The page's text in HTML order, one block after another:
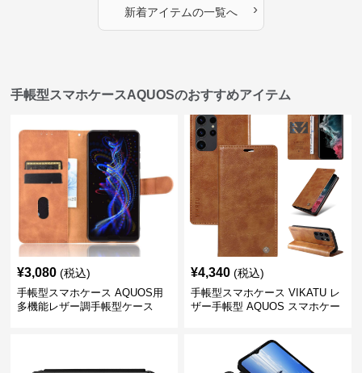
新着アイテムの一覧へ ›
手帳型スマホケースAQUOSのおすすめアイテム
¥3,080 (税込)
手帳型スマホケース AQUOS用
多機能レザー調手帳型ケース
¥4,340 (税込)
手帳型スマホケース VIKATU レ
ザー手帳型 AQUOS スマホケー